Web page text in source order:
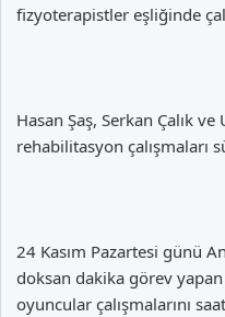
fizyoterapistler eşliğinde
Hasan Şaş, Serkan Çalık
rehabilitasyon çalışmaları
24 Kasım Pazartesi günü
doksan dakika görev
oyuncular çalışmalarını